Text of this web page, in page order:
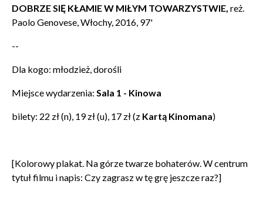
popup
Dołącz do newslettera
DOBRZE SIĘ KŁAMIE W MIŁYM TOWARZYSTWIE, reż.
Paolo Genovese, Włochy, 2016, 97'
--
Dla kogo: młodzież, dorośli
Miejsce wydarzenia: Sala 1 - Kinowa
bilety: 22 zł (n), 19 zł (u), 17 zł (z Kartą Kinomana)
[Kolorowy plakat. Na górze twarze bohaterów. W centrum
tytuł filmu i napis: Czy zagrasz w tę grę jeszcze raz?]